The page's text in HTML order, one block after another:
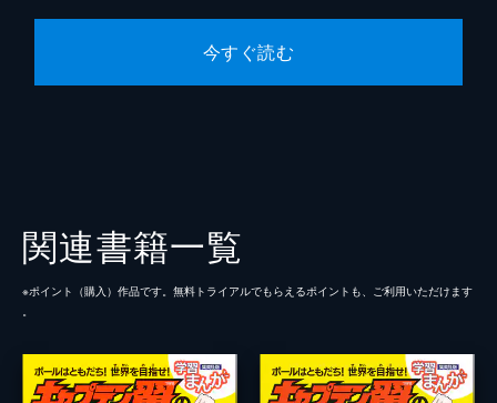
今すぐ読む
関連書籍一覧
※ポイント（購⼊）作品です。無料トライアルでもらえるポイントも、ご利⽤いただけます